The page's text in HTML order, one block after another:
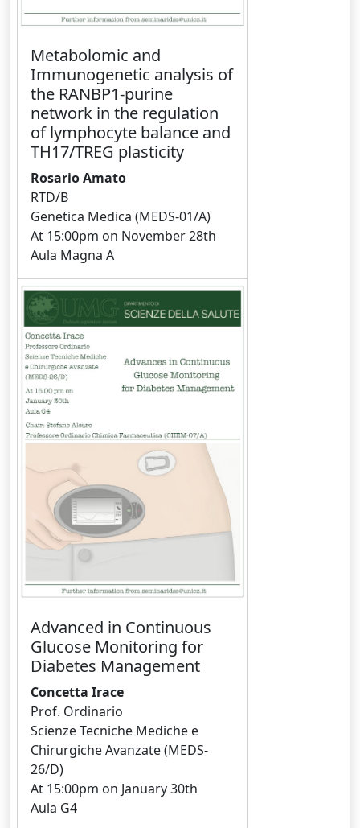
Metabolomic and
Immunogenetic analysis of
the RANBP1-purine
network in the regulation
of lymphocyte balance and
TH17/TREG plasticity
Rosario Amato
RTD/B
Genetica Medica (MEDS-01/A)
At 15:00pm on November 28th
Aula Magna A
Advanced in Continuous
Glucose Monitoring for
Diabetes Management
Concetta Irace
Prof. Ordinario
Scienze Tecniche Mediche e
Chirurgiche Avanzate (MEDS-
26/D)
At 15:00pm on January 30th
Aula G4